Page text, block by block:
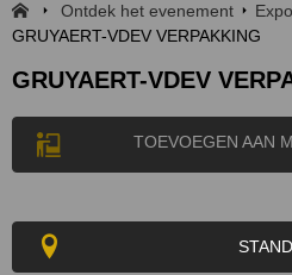
Ontdek het evenement
GRUYAERT-VDEV VERPAKKING
GRUYAERT-VDEV
TOEVOEGEN AAN